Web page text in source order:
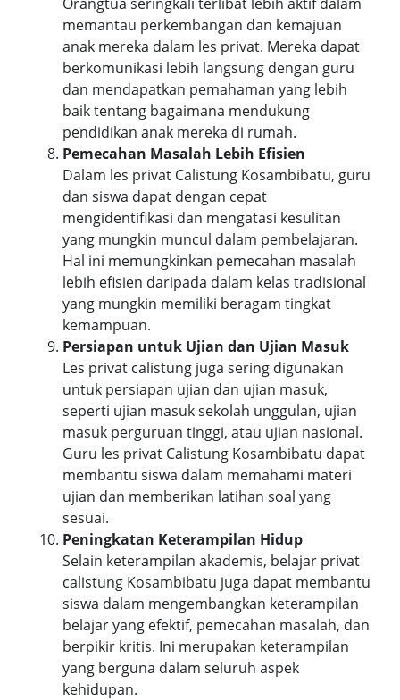
memantau perkembangan dan kemajuan
anak mereka dalam les privat. Mereka dapat
berkomunikasi lebih langsung dengan guru
dan mendapatkan pemahaman yang lebih
baik tentang bagaimana mendukung
pendidikan anak mereka di rumah.
Pemecahan Masalah Lebih Efisien
Dalam les privat Calistung Kosambibatu, guru
dan siswa dapat dengan cepat
mengidentifikasi dan mengatasi kesulitan
yang mungkin muncul dalam pembelajaran.
Hal ini memungkinkan pemecahan masalah
lebih efisien daripada dalam kelas tradisional
yang mungkin memiliki beragam tingkat
kemampuan.
Persiapan untuk Ujian dan Ujian Masuk
Les privat calistung juga sering digunakan
untuk persiapan ujian dan ujian masuk,
seperti ujian masuk sekolah unggulan, ujian
masuk perguruan tinggi, atau ujian nasional.
Guru les privat Calistung Kosambibatu dapat
membantu siswa dalam memahami materi
ujian dan memberikan latihan soal yang
sesuai.
Peningkatan Keterampilan Hidup
Selain keterampilan akademis, belajar privat
calistung Kosambibatu juga dapat membantu
siswa dalam mengembangkan keterampilan
belajar yang efektif, pemecahan masalah, dan
berpikir kritis. Ini merupakan keterampilan
yang berguna dalam seluruh aspek
kehidupan.